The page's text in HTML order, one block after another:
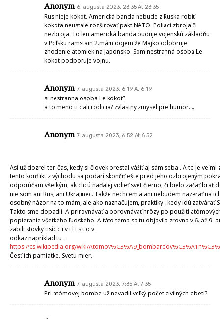
Anonym 6. augusta 2023, 23:35 At 23:35
Rus nieje kokot. Americká banda nebude z Ruska robiť
kokota neustále rozširovať pakt NATO. Poliaci zbroja či
nezbroja. To len americká banda buduje vojenskú základňu
v Poľsku ramstain 2.mám dojem že Majko odobruje
zhodenie atomiek na Japonsko. Som nestranná osoba Le
kokot podporuje vojnu.
Anonym 7. augusta 2023, 6:19 At 6:19
si nestranna osoba Le kokot?
a to meno ti dali rodicia? zvlastny zmysel pre humor….
Anonym 7. augusta 2023, 6:52 At 6:52
Asi už dozrel ten čas, kedy si človek prestal vážiť aj sám seba . A to je veľmi
tento konflikt z východu sa podarí skončiť ešte pred jeho ozbrojeným
odporúčam všetkým, ak chcú naďalej vidieť svet čierno, či bielo začať brať
nie som ani Rus, ani Ukrajinec. Takže nechcem a ani nebudem nazerať na
osobný názor na to mám, ale ako naznačujem, praktiky , kedy idú zatvárať
Takto sme dopadli. A prirovnávať a porovnávať hrôzy po použití
popieranie všetkého ľudského. A táto téma sa tu objavila zrovna v 6. až 9.
zabili stovky tisíc c i v i l i s t o v.
odkaz napríklad tu :
https://cs.wikipedia.org/wiki/
Česť ich pamiatke. Svetu mier.
Anonym 7. augusta 2023, 7:35 At 7:35
Pri atómovej bombe už nevadil veľký počet civilných obetí?